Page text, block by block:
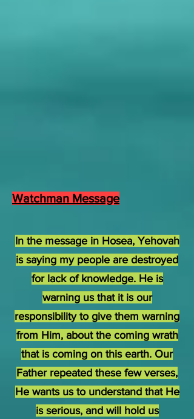
Watchman Message
In the message in Hosea, Yehovah
is saying my people are destroyed
for lack of knowledge. He is
warning us that it is our
responsibility to give them warning
from Him, about the coming wrath
that is coming on this earth. Our
Father repeated these few verses,
He wants us to understand that He
is serious, and will hold us